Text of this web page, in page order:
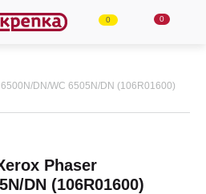
0 0
DN/WC 6505N/DN (106R01600)
Phaser
DN (106R01600)